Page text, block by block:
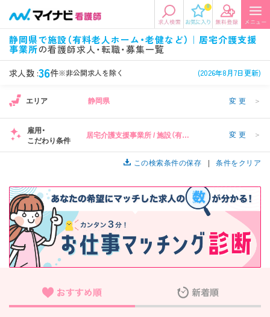
0
静岡県で施設（有料老人ホーム・老健など）｜居宅介護支援
事業所の看護師求人・転職・募集一覧
求人数 :36件※非公開求人を除く (2026年8月7日更新)
エリアから探す
エリアから探す
関東
東海 関西
九州・沖縄
希望の求人条件を選択
条件項目の選択に戻る
資格
施設形態 1
病院、クリニック・診療所など
担当業務
病棟、外来など
美容外科、
循環器内科など
未経験歓迎、
土日祝休みなど
年収
年収500万円以上など 正社員、契約社員など
フリーワード検索
エリア 静岡県 変更 ＞
雇用・
こだわり条件
居宅介護支援事業所 / 施設（有料
変更 ＞
この検索条件の保存 条件をクリア
おすすめ順 新着順